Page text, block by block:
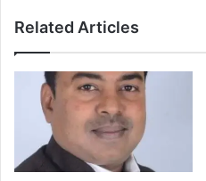
Related Articles